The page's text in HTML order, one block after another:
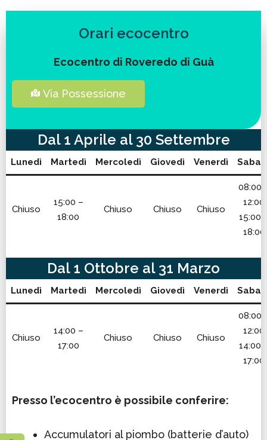
Orari ecocentro
Ecocentro di Roveredo di Guà
Via Possessione
Dal 1 Aprile al 30 Settembre
Lunedì Martedì Mercoledì Giovedì Venerdì
Chiuso
15:00 –
18:00
Chiuso Chiuso Chiuso
08:00
12:00
15:00
18:00
Dal 1 Ottobre al 31 Marzo
Lunedì Martedì Mercoledì Giovedì Venerdì
Chiuso
14:00 –
17:00
Chiuso Chiuso Chiuso
08:00
12:00
14:00
17:00
Presso l’ecocentro è possibile conferire:
Accumulatori al piombo (batterie d’auto)